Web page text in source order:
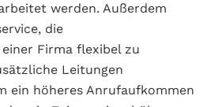
werden. Außerdem
die
Firma flexibel zu
Leitungen
ein höheres Anrufaufkommen